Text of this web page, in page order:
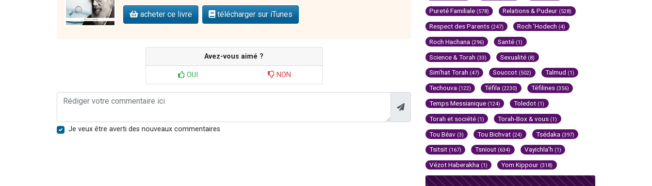
acheter ce livre télécharger sur iTunes
Avez-vous aimé ?
OUI NON
Je veux être averti des nouveaux commentaires
Pureté Familiale (578) Relations & Pudeur (528)
Respect des Parents (247) Roch 'Hodech (4)
Roch Hachana (296) Santé (1)
Science & Torah (33) Sexualité (8)
Sim'hat Torah (47) Souccot (502) Talmud (1)
Techouva (122) Téfila (2230) Téfilines (356)
Temps Messianique (124) Toledot (1)
Torah et société (1) Torah-Box & vous (1)
Tou Béav (3) Tou Bichvat (24) Tsédaka (397)
Tsitsit (167) Tsniout (634) Vayichla'h (1)
Vézot Haberakha (1) Yom Kippour (318)